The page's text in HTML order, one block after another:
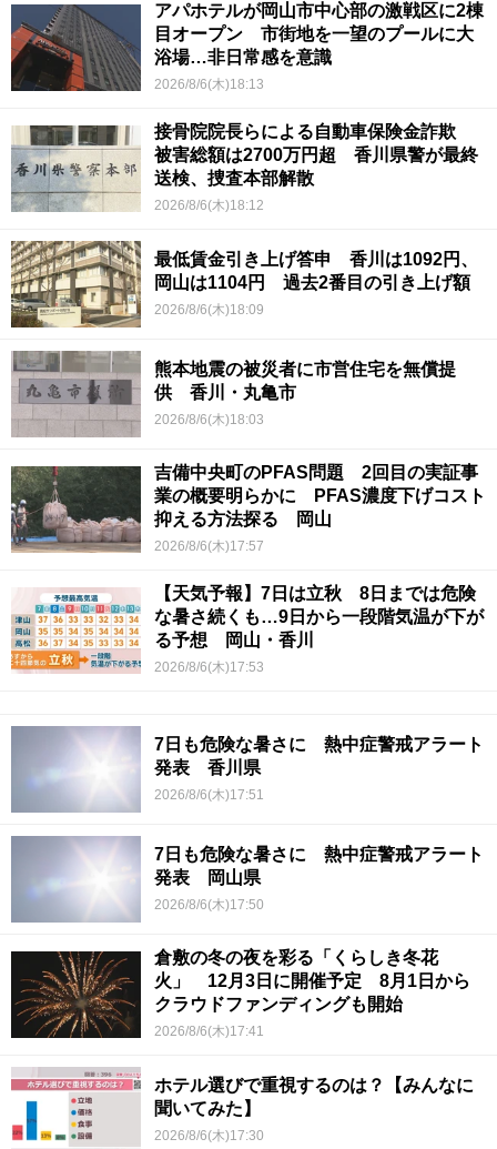
アパホテルが岡山市中心部の激戦区に2棟
目オープン 市街地を一望のプールに大
浴場…非日常感を意識
2026/8/6(木)18:13
接骨院院長らによる自動車保険金詐欺
被害総額は2700万円超 香川県警が最終
送検、捜査本部解散
2026/8/6(木)18:12
最低賃金引き上げ答申 香川は1092円、
岡山は1104円 過去2番目の引き上げ額
2026/8/6(木)18:09
熊本地震の被災者に市営住宅を無償提
供 香川・丸亀市
2026/8/6(木)18:03
吉備中央町のPFAS問題 2回目の実証事
業の概要明らかに PFAS濃度下げコスト
抑える方法探る 岡山
2026/8/6(木)17:57
【天気予報】7日は立秋 8日までは危険
な暑さ続くも…9日から一段階気温が下が
る予想 岡山・香川
2026/8/6(木)17:53
7日も危険な暑さに 熱中症警戒アラート
発表 香川県
2026/8/6(木)17:51
7日も危険な暑さに 熱中症警戒アラート
発表 岡山県
2026/8/6(木)17:50
倉敷の冬の夜を彩る「くらしき冬花
火」 12月3日に開催予定 8月1日から
クラウドファンディングも開始
2026/8/6(木)17:41
ホテル選びで重視するのは？【みんなに
聞いてみた】
2026/8/6(木)17:30